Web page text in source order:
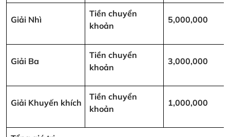
Giải Nhì
Tiền chuyển
khoản
5,000,000
Giải Ba
Tiền chuyển
khoản
3,000,000
Giải Khuyến khích
Tiền chuyển
khoản
1,000,000